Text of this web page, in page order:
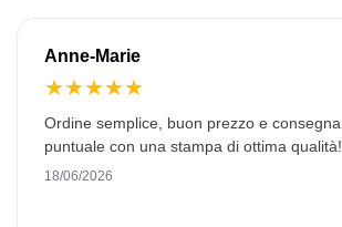
Anne-Marie
★★★★★
Ordine semplice, buon prezzo e consegna
puntuale con una stampa di ottima qualità!
18/06/2026